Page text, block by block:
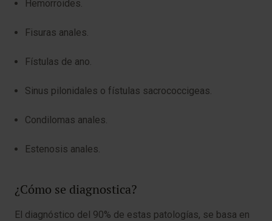
Hemorroides.
Fisuras anales.
Fístulas de ano.
Sinus pilonidales o fístulas sacrococcigeas.
Condilomas anales.
Estenosis anales.
¿Cómo se diagnostica?
El diagnóstico del 90% de estas patologías, se basa en